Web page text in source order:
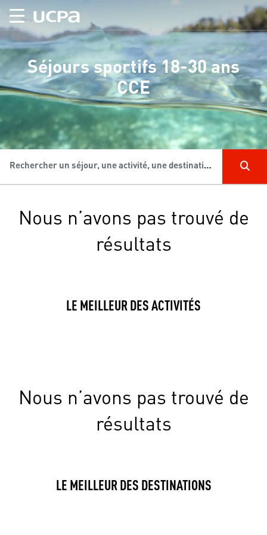
Séjours sportifs 18-30 ans
CCE
Rechercher un séjour, une activité, une destination...
Nous n’avons pas trouvé de
résultats
LE MEILLEUR DES ACTIVITÉS
Nous n’avons pas trouvé de
résultats
LE MEILLEUR DES DESTINATIONS